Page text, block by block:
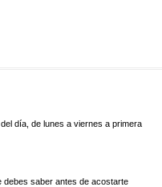
día, de lunes a viernes a primera
debes saber antes de acostarte